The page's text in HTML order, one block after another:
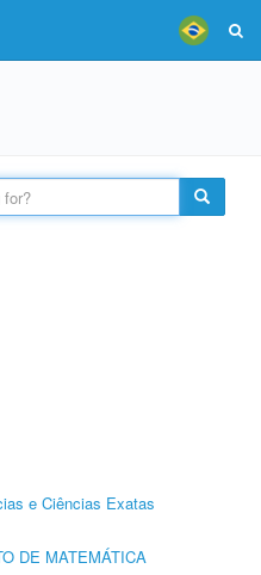
e Ciências Exatas
DE MATEMÁTICA